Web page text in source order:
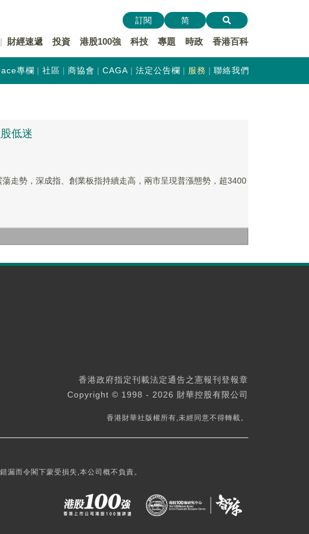
財經速遞 投資 港股100強 科技 專題 時政 香港百科
訂閱 简
專欄 社區 商協會 CAGA 法定公告欄 服務 聯絡我們
低迷
走勢，深成指、創業板指持續走高，兩市呈現普漲態勢，超3400
香港政府指定刊載法定通告之憲報刊登報章
Copyright © 1998 - 2026 財華控股有限公司
香港財華社版權所有,未經同意不得轉載。
漏而令閣下蒙受損失,本公司概不負責。